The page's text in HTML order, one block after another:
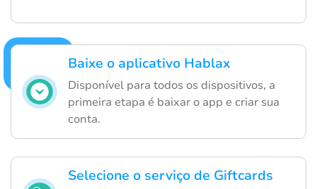
Baixe o aplicativo Hablax
Disponível para todos os dispositivos, a
primeira etapa é baixar o app e criar sua
conta.
Selecione o serviço de Giftcards